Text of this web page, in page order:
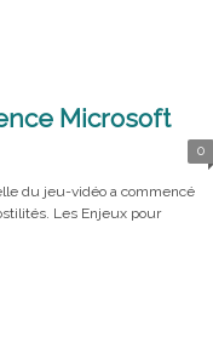
Microsoft
0
du jeu-vidéo a commencé
Les Enjeux pour